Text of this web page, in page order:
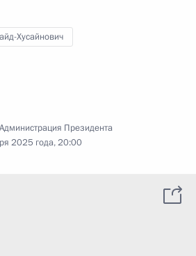
Хусайнович
Администрация Президента
2025 года, 20:00